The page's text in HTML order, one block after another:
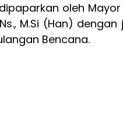
oleh Mayor
M.Si (Han) dengan
Bencana.